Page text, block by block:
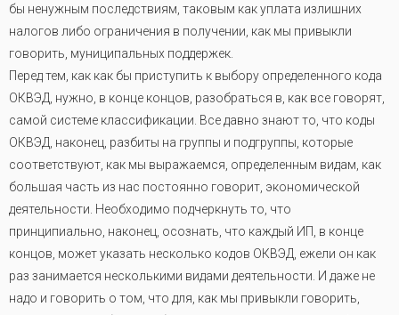
бы ненужным последствиям, таковым как уплата излишних
налогов либо ограничения в получении, как мы привыкли
говорить, муниципальных поддержек.
Перед тем, как как бы приступить к выбору определенного кода
ОКВЭД, нужно, в конце концов, разобраться в, как все говорят,
самой системе классификации. Все давно знают то, что коды
ОКВЭД, наконец, разбиты на группы и подгруппы, которые
соответствуют, как мы выражаемся, определенным видам, как
большая часть из нас постоянно говорит, экономической
деятельности. Необходимо подчеркнуть то, что
принципиально, наконец, осознать, что каждый ИП, в конце
концов, может указать несколько кодов ОКВЭД, ежели он как
раз занимается несколькими видами деятельности. И даже не
надо и говорить о том, что для, как мы привыкли говорить,